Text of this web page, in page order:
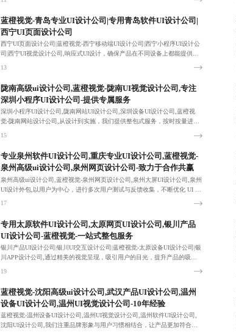
蓝橙视觉-青岛专业UI设计公司|专用青岛软件UI设计公司|
西宁UI页面设计公司
西宁UI页面设计公司|蓝橙视觉-西宁移动端UI设计公司|西宁小程序UI设计公
司|西宁UI视觉设计公司,响应式UI设计，确保产品在不同设备上都能提供一
13
陇南高级ui设计公司,蓝橙视觉-陇南UI视觉设计公司,专注
深圳小程序UI设计公司-提供专属服务
深圳小程序UI设计公司,陇南网站UI设计公司,深圳设备UI设计公司,蓝橙视
觉-陇南网站设计公司,从设计到实施，我们提供整包式服务，按时按量进行
15
专业泉州软件UI设计公司,重庆专业UI设计公司,蓝橙视觉-
泉州高级ui设计公司,泉州网页设计公司-致力于合作共赢
泉州高级ui设计公司,蓝橙视觉-泉州网页设计公司,泉州大屏UI设计公司,泉州
UI设计外包,以用户为中心，进行多次用户测试与反馈收集，不断优化 UI 设
17
专用太原软件UI设计公司,太原网页UI设计公司,银川产品
UI设计公司-蓝橙视觉-一站式整包服务
银川产品UI设计公司|银川UI交互设计公司|蓝橙视觉-太原设备UI设计公司|银
川APP设计公司,通过精美的视觉呈现，吸引用户的目光，提升产品的吸引
19
蓝橙视觉-沈阳高级ui设计公司,武汉产品UI设计公司,温州
设备UI设计公司,温州UI视觉设计公司-10年经验
蓝橙视觉-温州设备UI设计公司,温州UI视觉设计公司,温州软件UI设计公司,
沈阳UI设计公司,我们注重品牌形象与用户习惯相结合，让产品更加符合用